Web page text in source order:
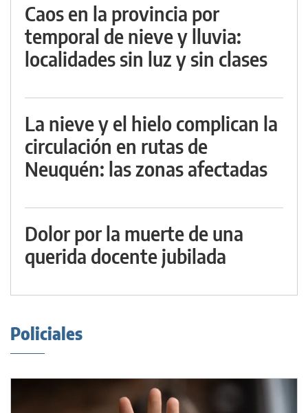
Caos en la provincia por
temporal de nieve y lluvia:
localidades sin luz y sin clases
La nieve y el hielo complican la
circulación en rutas de
Neuquén: las zonas afectadas
Dolor por la muerte de una
querida docente jubilada
Policiales